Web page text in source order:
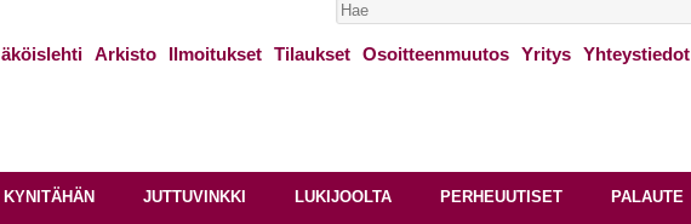
Arkisto Ilmoitukset Tilaukset Osoitteenmuutos Yritys Yhteystiedot
JUTTUVINKKI LUKIJOOLTA PERHEUUTISET PALAUTE